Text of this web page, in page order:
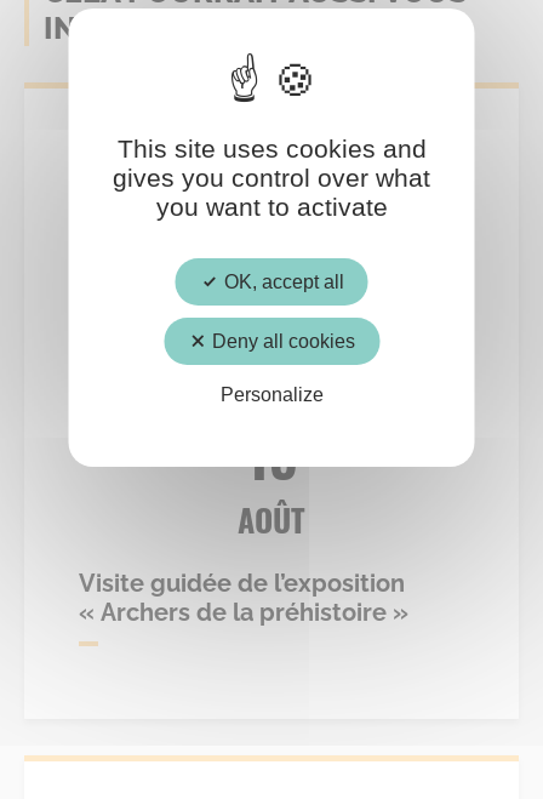
INTERESSER
Culture
15
AOÛT
Visite guidée de l’exposition
« Archers de la préhistoire »
This site uses cookies and
gives you control over what
you want to activate
OK, accept all
Deny all cookies
Personalize